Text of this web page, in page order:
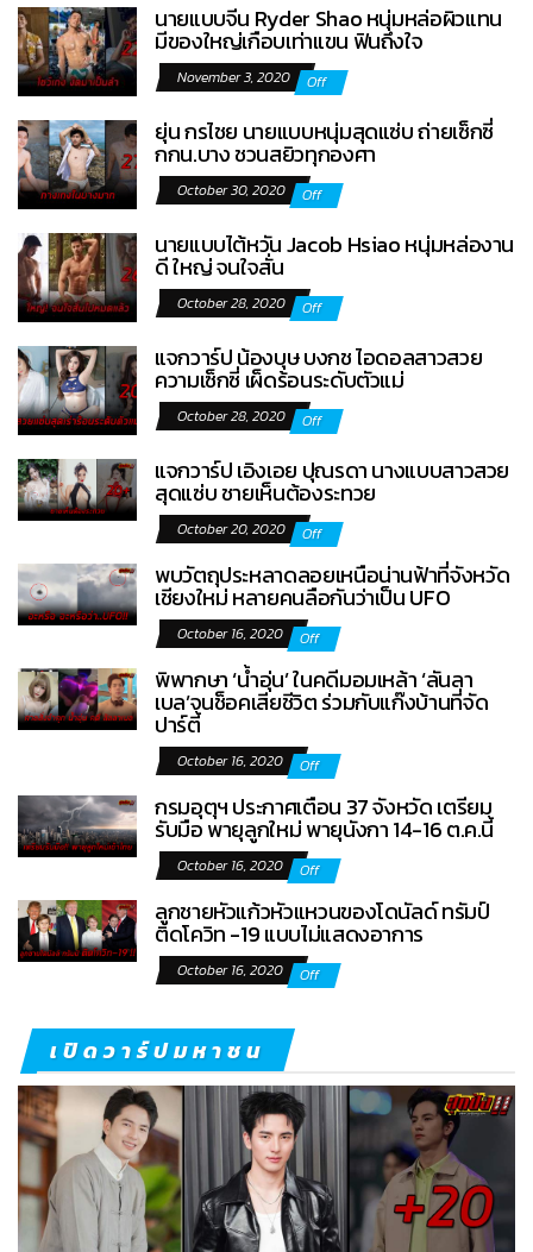
นายแบบจีน Ryder Shao หนุ่มหล่อผิวแทน
มีของใหญ่เกือบเท่าแขน ฟินถึงใจ
November 3, 2020 Off
ยุ่น กรไชย นายแบบหนุ่มสุดแซ่บ ถ่ายเซ็กซี่
กกน.บาง ชวนสยิวทุกองศา
October 30, 2020 Off
นายแบบไต้หวัน Jacob Hsiao หนุ่มหล่องาน
ดี ใหญ่ จนใจสั่น
October 28, 2020 Off
แจกวาร์ป น้องบุษ บงกช ไอดอลสาวสวย
ความเซ็กซี่ เผ็ดร้อนระดับตัวแม่
October 28, 2020 Off
แจกวาร์ป เอิงเอย ปุณรดา นางแบบสาวสวย
สุดแซ่บ ชายเห็นต้องระทวย
October 20, 2020 Off
พบวัตถุประหลาดลอยเหนือน่านฟ้าที่จังหวัด
เชียงใหม่ หลายคนลือกันว่าเป็น UFO
October 16, 2020 Off
พิพากษา ‘น้ำอุ่น’ ในคดีมอมเหล้า ‘ลันลา
เบล’จนช็อคเสียชีวิต ร่วมกับแก๊งบ้านที่จัด
ปาร์ตี้
October 16, 2020 Off
กรมอุตุฯ ประกาศเตือน 37 จังหวัด เตรียม
รับมือ พายุลูกใหม่ พายุนังกา 14-16 ต.ค.นี้
October 16, 2020 Off
ลูกชายหัวแก้วหัวแหวนของโดนัลด์ ทรัมป์
ติดโควิท -19 แบบไม่แสดงอาการ
October 16, 2020 Off
เปิดวาร์ปมหาชน